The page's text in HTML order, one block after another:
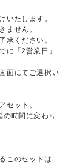
いたします。
ません。
承ください。
に「2営業日」
面にてご選択い
セット。
時間に変わり
このセットは